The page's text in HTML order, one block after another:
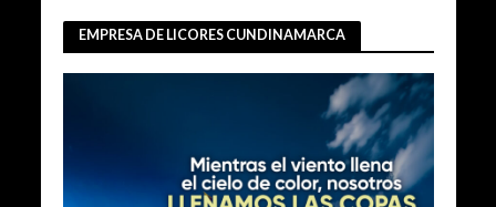
EMPRESA DE LICORES CUNDINAMARCA